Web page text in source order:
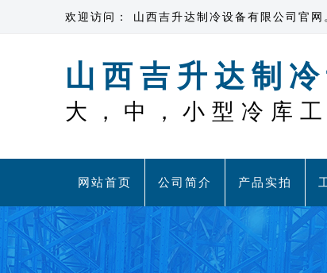
欢迎访问： 山西吉升达制冷设备有限公司官
山西吉升达制
大，中，小型冷库
网站首页 公司简介 产品实拍